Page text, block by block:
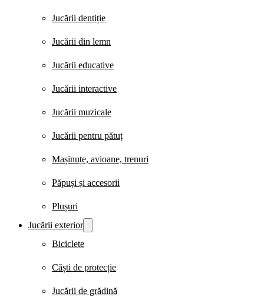
Jucării dentiție
Jucării din lemn
Jucării educative
Jucării interactive
Jucării muzicale
Jucării pentru pătuț
Mașinuțe, avioane, trenuri
Păpuși și accesorii
Plușuri
Jucării exterior
Biciclete
Căști de protecție
Jucării de grădină